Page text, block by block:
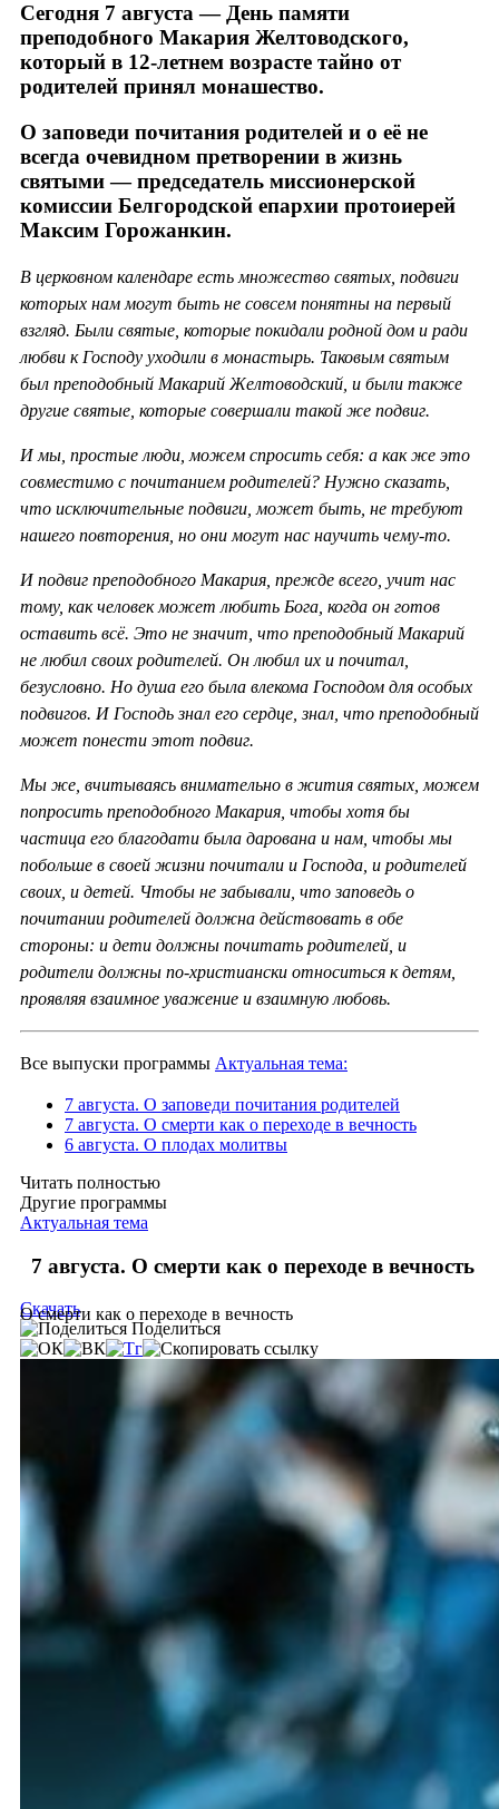
Сегодня 7 августа — День памяти
преподобного Макария Желтоводского,
который в 12-летнем возрасте тайно от
родителей принял монашество.
О заповеди почитания родителей и о её не
всегда очевидном претворении в жизнь
святыми — председатель миссионерской
комиссии Белгородской епархии протоиерей
Максим Горожанкин.
В церковном календаре есть множество святых, подвиги
которых нам могут быть не совсем понятны на первый
взгляд. Были святые, которые покидали родной дом и ради
любви к Господу уходили в монастырь. Таковым святым
был преподобный Макарий Желтоводский, и были также
другие святые, которые совершали такой же подвиг.
И мы, простые люди, можем спросить себя: а как же это
совместимо с почитанием родителей? Нужно сказать,
что исключительные подвиги, может быть, не требуют
нашего повторения, но они могут нас научить чему-то.
И подвиг преподобного Макария, прежде всего, учит нас
тому, как человек может любить Бога, когда он готов
оставить всё. Это не значит, что преподобный Макарий
не любил своих родителей. Он любил их и почитал,
безусловно. Но душа его была влекома Господом для особых
подвигов. И Господь знал его сердце, знал, что преподобный
может понести этот подвиг.
Мы же, вчитываясь внимательно в жития святых, можем
попросить преподобного Макария, чтобы хотя бы
частица его благодати была дарована и нам, чтобы мы
побольше в своей жизни почитали и Господа, и родителей
своих, и детей. Чтобы не забывали, что заповедь о
почитании родителей должна действовать в обе
стороны: и дети должны почитать родителей, и
родители должны по-христиански относиться к детям,
проявляя взаимное уважение и взаимную любовь.
Все выпуски программы Актуальная тема:
7 августа. О заповеди почитания родителей
7 августа. О смерти как о переходе в вечность
6 августа. О плодах молитвы
Читать полностью
Другие программы
Актуальная тема
7 августа. О смерти как о переходе в вечность
О смерти как о переходе в вечность
Скачать
Поделиться